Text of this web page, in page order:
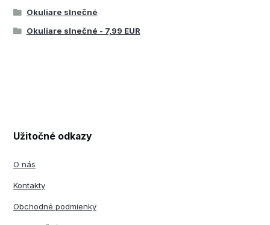
Okuliare slnečné
Okuliare slnečné - 7,99 EUR
Užitočné odkazy
O nás
Kontakty
Obchodné podmienky